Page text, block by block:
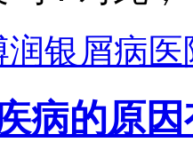
润银屑病医
病的原